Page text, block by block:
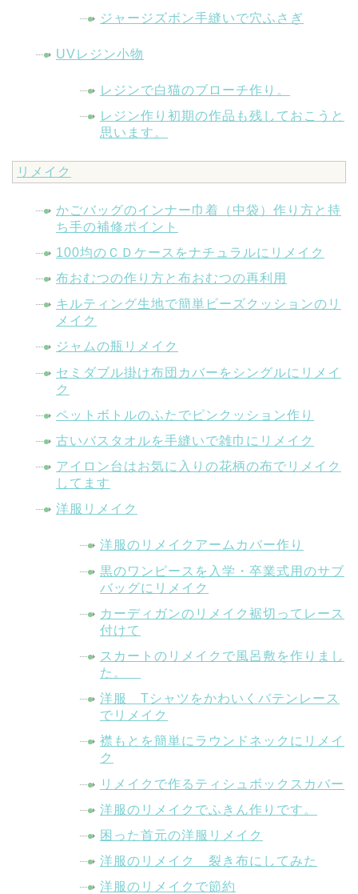
ジャージズボン手縫いで穴ふさぎ
UVレジン小物
レジンで白猫のブローチ作り。
レジン作り初期の作品も残しておこうと
思います。
リメイク
かごバッグのインナー巾着（中袋）作り方と持
ち手の補修ポイント
100均のＣＤケースをナチュラルにリメイク
布おむつの作り方と布おむつの再利用
キルティング生地で簡単ビーズクッションのリ
メイク
ジャムの瓶リメイク
セミダブル掛け布団カバーをシングルにリメイ
ク
ペットボトルのふたでピンクッション作り
古いバスタオルを手縫いで雑巾にリメイク
アイロン台はお気に入りの花柄の布でリメイク
してます
洋服リメイク
洋服のリメイクアームカバー作り
黒のワンピースを入学・卒業式用のサブ
バッグにリメイク
カーディガンのリメイク裾切ってレース
付けて
スカートのリメイクで風呂敷を作りまし
た。
洋服 Tシャツをかわいくバテンレース
でリメイク
襟もとを簡単にラウンドネックにリメイ
ク
リメイクで作るティシュボックスカバー
洋服のリメイクでふきん作りです。
困った首元の洋服リメイク
洋服のリメイク 裂き布にしてみた
洋服のリメイクで節約